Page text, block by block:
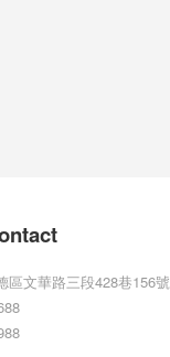
區文華路三段428巷156號